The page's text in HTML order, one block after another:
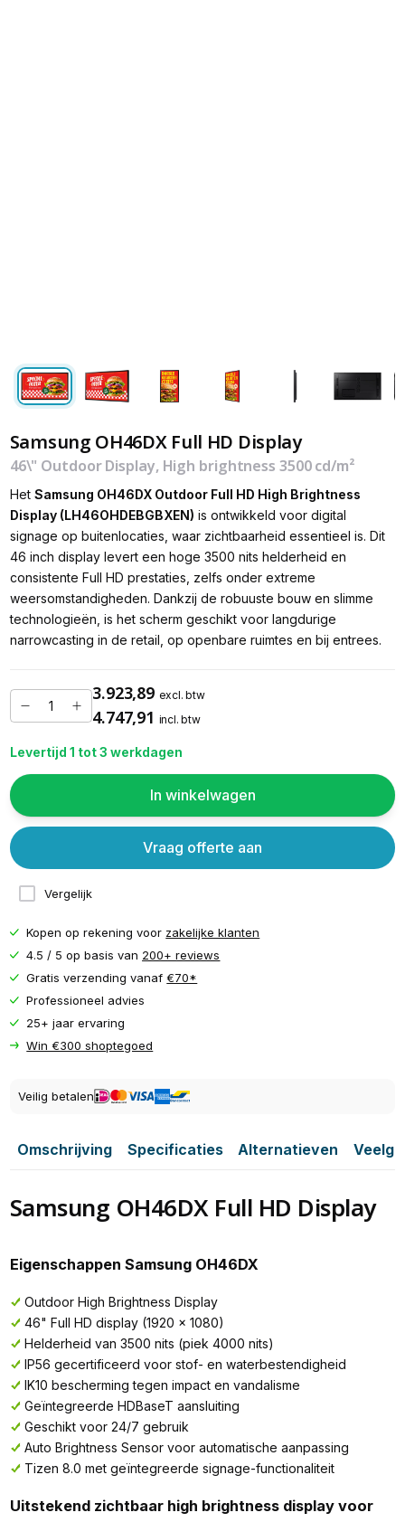
Samsung OH46DX Full HD Display
46\" Outdoor Display, High brightness 3500 cd/m²
Het Samsung OH46DX Outdoor Full HD High Brightness
Display (LH46OHDEBGBXEN) is ontwikkeld voor digital
signage op buitenlocaties, waar zichtbaarheid essentieel is. Dit
46 inch display levert een hoge 3500 nits helderheid en
consistente Full HD prestaties, zelfs onder extreme
weersomstandigheden. Dankzij de robuuste bouw en slimme
technologieën, is het scherm geschikt voor langdurige
narrowcasting in de retail, op openbare ruimtes en bij entrees.
3.923,89 excl. btw
4.747,91 incl. btw
Levertijd 1 tot 3 werkdagen
In winkelwagen
Vergelijk
Vraag offerte aan
Kopen op rekening voor zakelijke klanten
4.5 / 5 op basis van 200+ reviews
Gratis verzending vanaf€70*
Professioneel advies
25+ jaar ervaring
Win €300 shoptegoed
Veilig betalen
Omschrijving Specificaties Alternatieven
Samsung OH46DX Full HD Display
Eigenschappen Samsung OH46DX
Outdoor High Brightness Display
46" Full HD display (1920 x 1080)
Helderheid van 3500 nits (piek 4000 nits)
IP56 gecertificeerd voor stof- en waterbestendigheid
IK10 bescherming tegen impact en vandalisme
Geïntegreerde HDBaseT aansluiting
Geschikt voor 24/7 gebruik
Auto Brightness Sensor voor automatische aanpassing
Tizen 8.0 met geïntegreerde signage-functionaliteit
Uitstekend zichtbaar high brightness display voor